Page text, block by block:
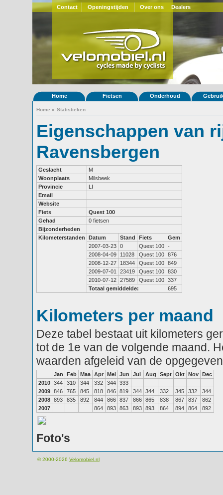
Contact Openingstijden Over ons Dealers
Home Fietsen Onderhoud
Home » Statistieken
Eigenschappen van
Ravensbergen
Geslacht
M
Woonplaats
Milsbeek
Provincie
LI
Email
Website
Fiets
Quest 100
Gehad
0 fietsen
Bijzonderheden
Kilometerstanden
Datum Stand Fiets
Gem
2007-03-23 0 Quest 100 -
2008-04-09
11028 Quest 100 876
2008-12-27
18344 Quest 100 849
2009-07-01
23419 Quest 100 830
2010-07-12 27589 Quest 100 337
Totaal gemiddelde:
695
Kilometers per maand
Deze tabel bestaat uit kilometers
tot de 1e van de volgende maand.
waarden afgeleid van de
Jan Feb Maa Apr Mei Jun Jul Aug Sept Okt Nov Dec
2010 344 310 344 332 344 333
2009 846 765 845 818 846 819 344 344 332 345 332
344
2008 893 835 892 844 866 837 866 865 838 867 837
862
2007
864 893 863 893 893 864 894 864 892
Foto's
© 2000-2026 Velomobiel.nl